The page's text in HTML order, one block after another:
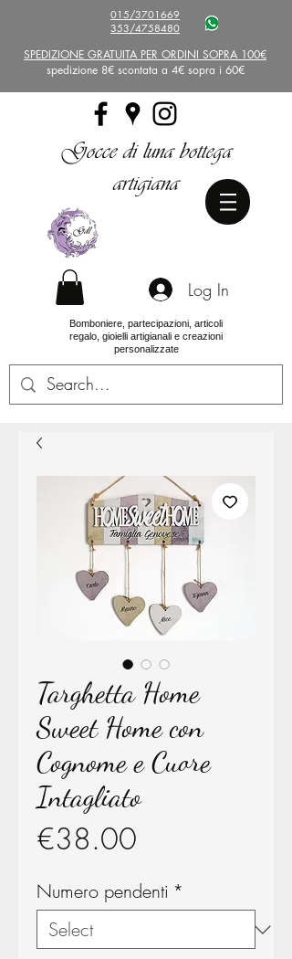
015/3701669
353/4758480
SPEDIZIONE GRATUITA PER ORDINI SOPRA 100€
spedizione 8€ scontata a 4€ sopra i 60€
Gocce di luna bottega
artigiana
Log In
Bomboniere, partecipazioni, articoli
regalo, gioielli artigianali e creazioni
personalizzate
Targhetta Home
Sweet Home con
Cognome e Cuore
Intagliato
€38.00
Numero pendenti *